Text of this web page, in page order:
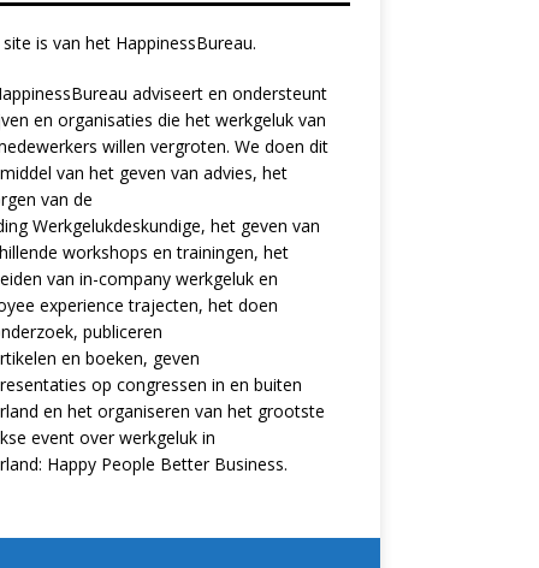
is van het HappinessBureau.
adviseert en ondersteunt
en organisaties die het werkgeluk van
willen vergroten. We doen dit
van het geven van advies, het
van de
Werkgelukdeskundige, het geven van
workshops en trainingen, het
van in-company werkgeluk en
experiencetrajecten, het doen
, publiceren
en boeken, geven
op congressen in en buiten
en het organiseren van het grootste
event over werkgeluk in
Happy People Better Business.